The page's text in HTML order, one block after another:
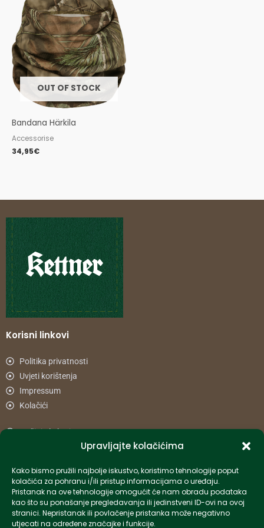
Upravljajte kolačićima
Kako bismo pružili najbolje iskustvo, koristimo tehnologije poput
kolačića za pohranu i/ili pristup informacijama o uređaju.
Pristanak na ove tehnologije omogućit će nam obradu podataka
kao što su ponašanje pregledavanja ili jedinstveni ID-ovi na ovoj
stranici. Nepristanak ili povlačenje pristanka može negativno
utjecati na određene značajke i funkcije.
OUT OF STOCK
Bandana Härkila
Accessorise
34,95€
Korisni linkovi
Politika privatnosti
Uvjeti korištenja
Impressum
Kolačići
Načini plaćanja
Informacije
info-hr@kettner.com